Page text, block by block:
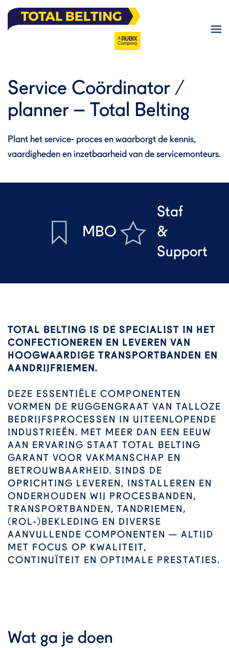
Skip to main content
Service Coördinator /
planner – Total Belting
Plant het service- proces en waarborgt de kennis,
vaardigheden en inzetbaarheid van de servicemonteurs.
MBO
Staf
&
Support
TOTAL BELTING IS DÉ SPECIALIST IN HET
CONFECTIONEREN EN LEVEREN VAN
HOOGWAARDIGE TRANSPORTBANDEN EN
AANDRIJFRIEMEN.
DEZE ESSENTIËLE COMPONENTEN
VORMEN DE RUGGENGRAAT VAN TALLOZE
BEDRIJFSPROCESSEN IN UITEENLOPENDE
INDUSTRIEËN. MET MEER DAN EEN EEUW
AAN ERVARING STAAT TOTAL BELTING
GARANT VOOR VAKMANSCHAP EN
BETROUWBAARHEID. SINDS DE
OPRICHTING LEVEREN, INSTALLEREN EN
ONDERHOUDEN WIJ PROCESBANDEN,
TRANSPORTBANDEN, TANDRIEMEN,
(ROL-)BEKLEDING EN DIVERSE
AANVULLENDE COMPONENTEN — ALTIJD
MET FOCUS OP KWALITEIT,
CONTINUÏTEIT EN OPTIMALE PRESTATIES.
Wat ga je doen